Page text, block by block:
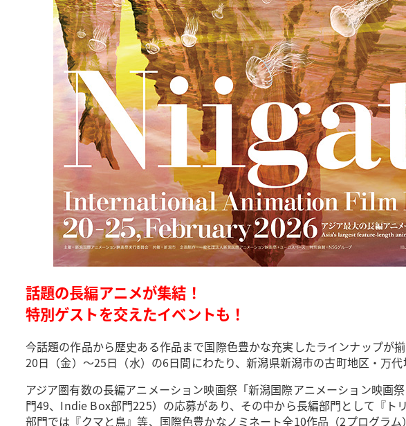
話題の長編アニメが集結！
特別ゲストを交えたイベントも！
今話題の作品から歴史ある作品まで国際色豊かな充実したラインナップが
20日（金）～25日（水）の6日間にわたり、新潟県新潟市の古町地区・万
アジア圏有数の長編アニメーション映画祭「新潟国際アニメーション映
門49、Indie Box部門225）の応募があり、その中から長編部門として『
部門では『クマと鳥』等、国際色豊かなノミネート全10作品（2プログラム